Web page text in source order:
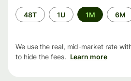
Time
period
48T 1U 1M 6M
We use the real, mid-market rate
to hide the fees. Learn more